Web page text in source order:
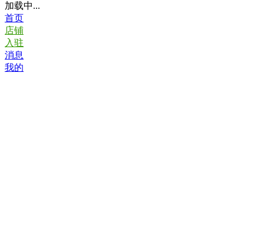
加载中...
首页
店铺
入驻
消息
我的